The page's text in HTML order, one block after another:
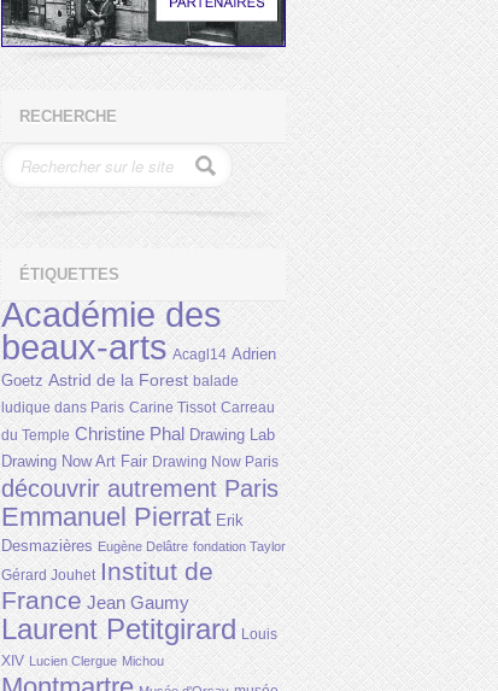
RECHERCHE
ÉTIQUETTES
Académie des
beaux-arts Acagl14 Adrien
Goetz Astrid de la Forest balade
ludique dans Paris Carine Tissot Carreau
du Temple Christine Phal Drawing Lab
Drawing Now Art Fair Drawing Now Paris
découvrir autrement Paris
Emmanuel Pierrat Erik
Desmazières Eugène Delâtre fondation Taylor
Gérard Jouhet Institut de
France Jean Gaumy
Laurent Petitgirard Louis
XIV Lucien Clergue Michou